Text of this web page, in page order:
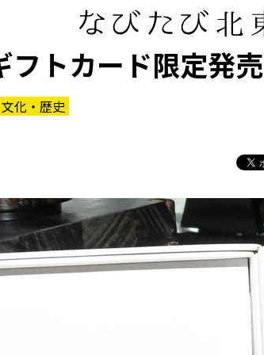
トカード限定発売
文化・歴史